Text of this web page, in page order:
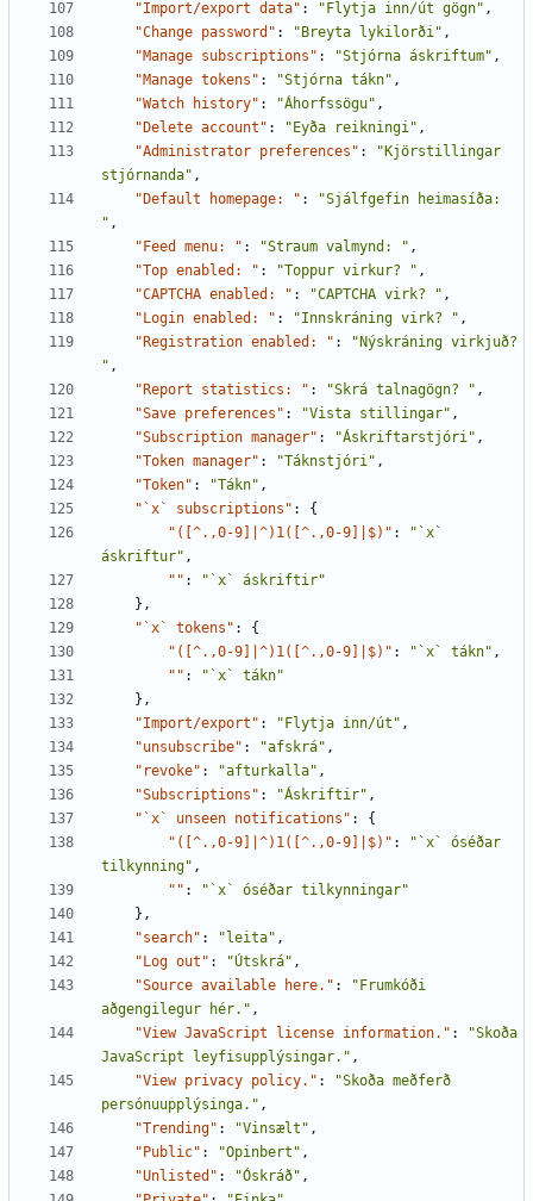
"Import/export data" : "Flytja inn/út gögn" ,
"Change password" : "Breyta lykilorði" ,
"Manage subscriptions" : "Stjórna áskriftum" ,
"Manage tokens" : "Stjórna tákn" ,
"Watch history" : "Áhorfssögu" ,
"Delete account" : "Eyða reikningi" ,
"Administrator preferences" :
"Kjörstillingar
stjórnanda" ,
"Default homepage: " :
"Sjálfgefin heimasíða:
" ,
"Feed menu: " : "Straum valmynd: " ,
"Top enabled: " : "Toppur virkur? " ,
"CAPTCHA enabled: " : "CAPTCHA virk? " ,
"Login enabled: " : "Innskráning virk? " ,
"Registration enabled: " :
"Nýskráning virkjuð?
" ,
"Report statistics: " : "Skrá talnagögn? " ,
"Save preferences" : "Vista stillingar" ,
"Subscription manager" : "Áskriftarstjóri" ,
"Token manager" : "Táknstjóri" ,
"Token" : "Tákn" ,
"`x` subscriptions" :
{
"([^.,0-9]|^)1([^.,0-9]|$)" :
"`x`
áskriftur" ,
"" :
"`x` áskriftir"
},
"`x` tokens" :
{
"([^.,0-9]|^)1([^.,0-9]|$)" : "`x` tákn" ,
"" :
"`x` tákn"
},
"Import/export" : "Flytja inn/út" ,
"unsubscribe" : "afskrá" ,
"revoke" : "afturkalla" ,
"Subscriptions" : "Áskriftir" ,
"`x` unseen notifications" :
{
"([^.,0-9]|^)1([^.,0-9]|$)" :
"`x` óséðar
tilkynning" ,
"" :
"`x` óséðar tilkynningar"
},
"search" : "leita" ,
"Log out" : "Útskrá" ,
"Source available here." :
"Frumkóði
aðgengilegur hér." ,
"View JavaScript license information." :
"Skoða
JavaScript leyfisupplýsingar." ,
"View privacy policy." :
"Skoða meðferð
persónuupplýsinga." ,
"Trending" : "Vinsælt" ,
"Public" : "Opinbert" ,
"Unlisted" : "Óskráð" ,